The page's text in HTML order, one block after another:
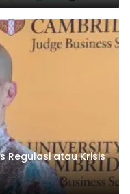
Regulasi atau Krisis